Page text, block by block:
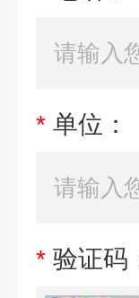
* 单位：
* 验证码